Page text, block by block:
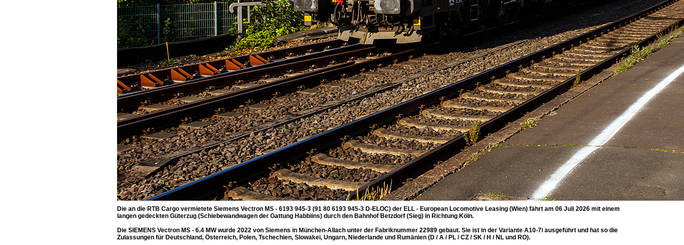
Die an die RTB Cargo vermietete Siemens Vectron MS - 6193 945-3 (91 80 6193 945-3 D-ELOC) der ELL - European Locomotive Leasing (Wien) fährt am 06 Juli 2026 mit einem
langen gedeckten Güterzug (Schiebewandwagen der Gattung Habbiins) durch den Bahnhof Betzdorf (Sieg) in Richtung Köln.
Die SIEMENS Vectron MS - 6.4 MW wurde 2022 von Siemens in München-Allach unter der Fabriknummer 22989 gebaut. Sie ist in der Variante A10-7i ausgeführt und hat so die
Zulassungen für Deutschland, Österreich, Polen, Tschechien, Slowakei, Ungarn, Niederlande und Rumänien (D / A / PL / CZ / SK / H / NL und RO).